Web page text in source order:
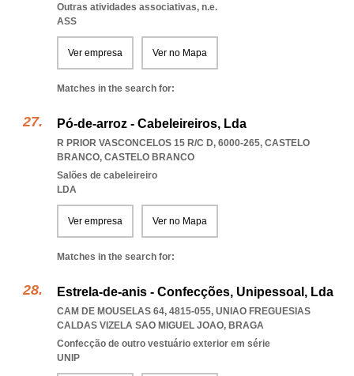
Outras atividades associativas, n.e.
ASS
Ver empresa Ver no Mapa
Matches in the search for:
Pó-de-arroz - Cabeleireiros, Lda
R PRIOR VASCONCELOS 15 R/C D, 6000-265, CASTELO
BRANCO, CASTELO BRANCO
Salões de cabeleireiro
LDA
Ver empresa Ver no Mapa
Matches in the search for:
Estrela-de-anis - Confecções, Unipessoal, Lda
CAM DE MOUSELAS 64, 4815-055, UNIAO FREGUESIAS
CALDAS VIZELA SAO MIGUEL JOAO, BRAGA
Confecção de outro vestuário exterior em série
UNIP